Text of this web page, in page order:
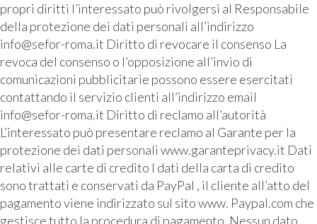
propri diritti l’interessato può rivolgersi al Responsabile
della protezione dei dati personali all’indirizzo
info@sefor-roma.it Diritto di revocare il consenso La
revoca del consenso o l’opposizione all’invio di
comunicazioni pubblicitarie possono essere esercitati
contattando il servizio clienti all’indirizzo email
info@sefor-roma.it Diritto di reclamo all’autorità
L’interessato può presentare reclamo al Garante per la
protezione dei dati personali www.garanteprivacy.it Dati
relativi alle carte di credito I dati della carta di credito
sono trattati e conservati da PayPal , il cliente all’atto del
pagamento viene indirizzato sul sito www. Paypal.com che
gestisce tutto la procedura di pagamento. Nessun dato